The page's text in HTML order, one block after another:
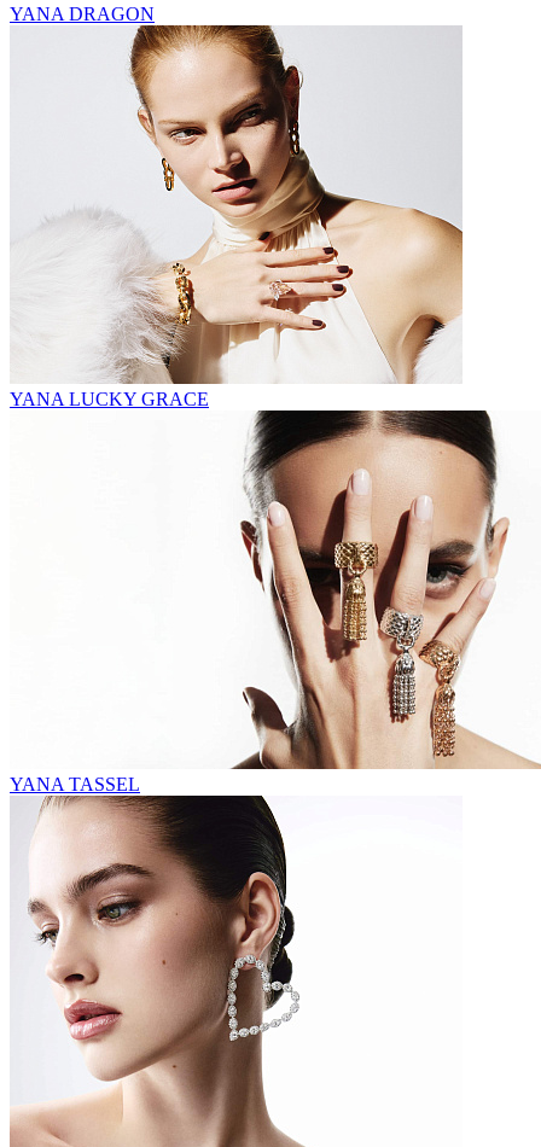
YANA DRAGON
YANA LUCKY GRACE
YANA TASSEL